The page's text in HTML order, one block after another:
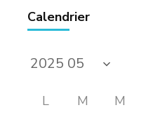
Calendrier
L M M